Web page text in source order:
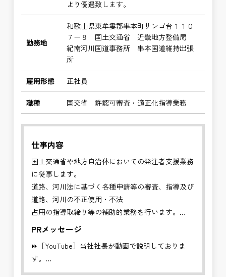
より優遇致します。
勤務地
和歌山県東牟婁郡串本町サンゴ台１１０
７ー８ 国土交通省 近畿地方整備局
紀南河川国道事務所 串本国道維持出張
所
雇用形態 正社員
職種 国交省 許認可審査・適正化指導業務
仕事内容
国土交通省や地方自治体においての発注者支援業務
に従事します。
道路、河川法に基づく各種申請等の審査、指導及び
道路、河川の不正使用・不法
占用の指導取締り等の補助的業務を行います。
より適切な道路、河川利用を推進することを目的と
する業務です。
PRメッセージ
⏩［YouTube］当社社長が動画で説明しておりま
す。
https://youtube.com/channel/